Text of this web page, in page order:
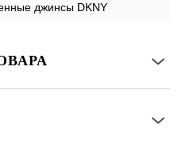
джинсы DKNY